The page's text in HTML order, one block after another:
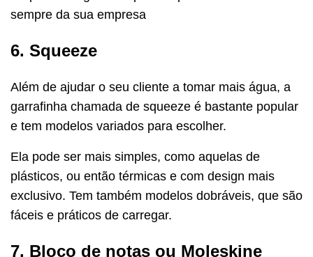
sempre da sua empresa
6. Squeeze
Além de ajudar o seu cliente a tomar mais água, a
garrafinha chamada de squeeze é bastante popular
e tem modelos variados para escolher.
Ela pode ser mais simples, como aquelas de
plásticos, ou então térmicas e com design mais
exclusivo. Tem também modelos dobráveis, que são
fáceis e práticos de carregar.
7. Bloco de notas ou Moleskine